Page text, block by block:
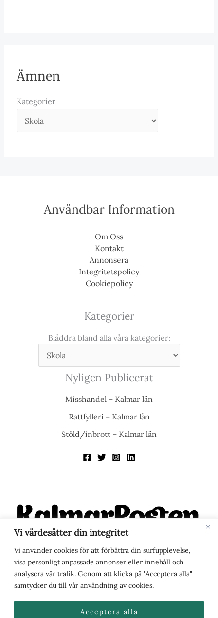
Vi värdesätter din integritet
Vi använder cookies för att förbättra din surfupplevelse,
visa personligt anpassade annonser eller innehåll och
analysera vår trafik. Genom att klicka på "Acceptera alla"
samtycker du till vår användning av cookies.
Acceptera alla
Ämnen
Kategorier
Användbar Information
Om Oss
Kontakt
Annonsera
Integritetspolicy
Cookiepolicy
Kategorier
Bläddra bland alla våra kategorier:
Nyligen Publicerat
Misshandel – Kalmar län
Rattfylleri – Kalmar län
Stöld/inbrott – Kalmar län
KalmarPosten är en modern lokalnyhetstidning på nätet. Med
fokus på Kalmarregionen, men också med blick för det större
perspektivet, vill vi vara din självklara kanal för nyheter,
berättelser och engagemang. KalmarPosten grundades 1988 och
fick nya ägare 2025.